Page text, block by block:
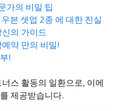
가의 비밀 팁
븐 셋업 2종 에 대한 진실
의 가이드
약 만의 비밀!
!
스 활동의 일환으로, 이에
제공받습니다.